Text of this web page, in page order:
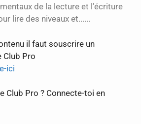
de la lecture et l’écriture
lire des niveaux et......
il faut souscrire un
Club Pro
ici
Club Pro ? Connecte-toi en